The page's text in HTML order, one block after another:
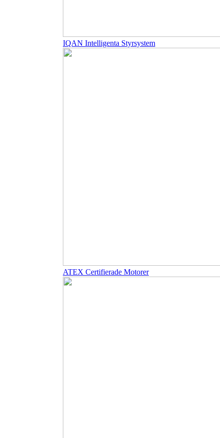
IQAN Intelligenta Styrsystem
ATEX Certifierade Motorer